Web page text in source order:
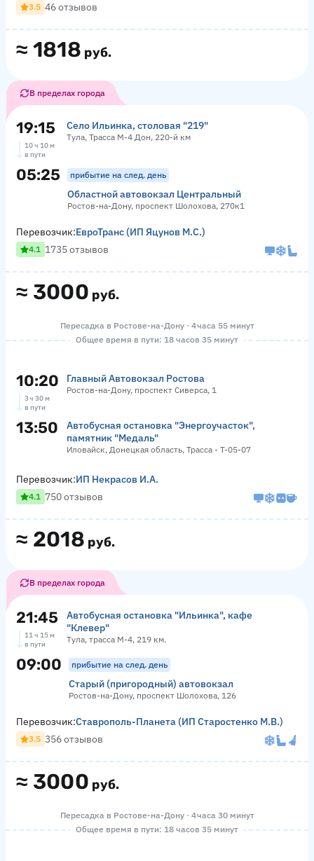
≈ 1818 руб.
3.5 46 отзывов
В пределах города
19:15 Село Ильинка, столовая "219"
Тула, Трасса М-4 Дон, 220-й км
10 ч 10 м
в пути
05:25 прибытие на след. день
Областной автовокзал Центральный
Ростов-на-Дону, проспект Шолохова, 270к1
≈ 3000 руб.
Перевозчик:ЕвроТранс (ИП Яцунов М.С.)
4.1 1735 отзывов
Пересадка в Ростове-на-Дону · 4 часа 55 минут
Общее время в пути: 18 часов 35 минут
10:20 Главный Автовокзал Ростова
Ростов-на-Дону, проспект Сиверса, 1
3 ч 30 м
в пути
13:50
Автобусная остановка "Энергоучасток",
памятник "Медаль"
Иловайск, Донецкая область, Трасса - Т-05-07
≈ 2018 руб.
Перевозчик:ИП Некрасов И.А.
4.1 750 отзывов
В пределах города
21:45
Автобусная остановка "Ильинка", кафе
"Клевер"
Тула, трасса М-4, 219 км.
11 ч 15 м
в пути
09:00 прибытие на след. день
Старый (пригородный) автовокзал
Ростов-на-Дону, проспект Шолохова, 126
≈ 3000 руб.
Перевозчик:Ставрополь-Планета (ИП Старостенко М.В.)
3.5 356 отзывов
Пересадка в Ростове-на-Дону · 4 часа 30 минут
Общее время в пути: 18 часов 35 минут